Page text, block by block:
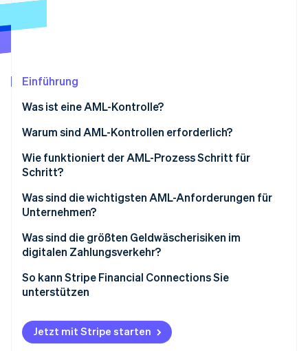
Betrugsprävention
Atlas
Online-Identitätsprüfung
Erfahren Sie, wie Stripe Lösungen für
Einführung
Was ist eine AML-Kontrolle?
Warum sind AML-Kontrollen erforderlich?
Wie funktioniert der AML-Prozess Schritt für
Schritt?
Identität verifizieren
Überprüfen Sie risikoreiche Profile genauer
Verhalten kontinuierlich überwachen
Verdächtige Aktivitäten melden
Was sind die wichtigsten AML-Anforderungen für
Unternehmen?
Ernennen Sie jemanden, der die AML-Bemühungen
leitet
Ihr Team schulen
Was sind die größten Geldwäscherisiken im
digitalen Zahlungsverkehr?
Echtzeit-Zahlungen lassen keinen Spielraum für
Fehler
Betrug und Geldwäsche überschneiden sich
Strukturierte Transaktionen sind im großen
So kann Stripe Financial Connections Sie
unterstützen
Jetzt mit Stripe starten